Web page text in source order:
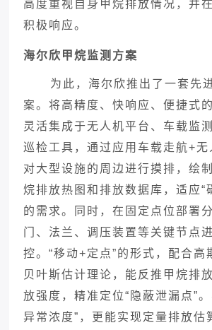
高度重视自身甲烷排放情况，并
积极响应。
海尔欣甲烷监测方案
为此，海尔欣推出了一套先
案。将高精度、快响应、便捷式
灵活集成于无人机平台、车载监
巡检工具 ，通过应用车载走航+无
对大型设施的周边进行摸排，绘
烷排放热图和排放数据库，适应“
的需求。同时，在固定点位部署
门、法兰、调压装置等关键节点
控。“移动+定点”的形式，配合高
贝叶斯估计理论，能反推甲烷排
放强度，精准定位“隐蔽泄漏点”
异常浓度”，更能实现定量排放估